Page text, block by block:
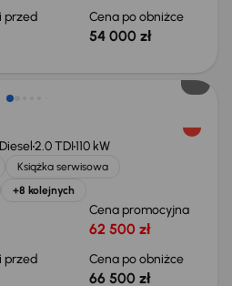
przed
Cena po obniżce
54 000 zł
Diesel2.0 TDI110 kW
Książka serwisowa
+8 kolejnych
Cena promocyjna
62 500 zł
przed
Cena po obniżce
66 500 zł